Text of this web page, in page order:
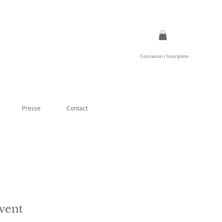
Connexion / Inscription
Presse Contact